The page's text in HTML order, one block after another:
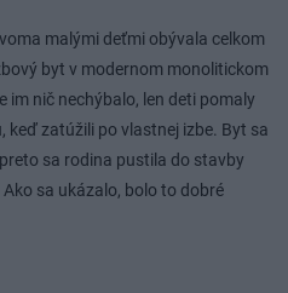
malými deťmi obývala celkom
byt v modernom monolitickom
im nič nechýbalo, len deti pomaly
keď zatúžili po vlastnej izbe. Byt sa
sa rodina pustila do stavby
sa ukázalo, bolo to dobré